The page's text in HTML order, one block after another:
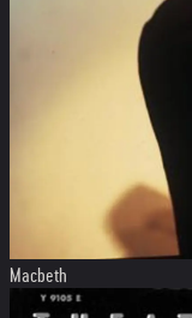
Macbeth